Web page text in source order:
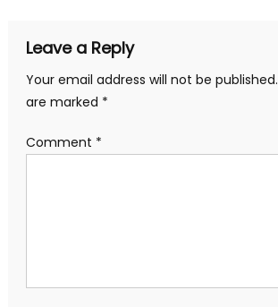
Leave a Reply
Your email address will not be published.
are marked *
Comment *